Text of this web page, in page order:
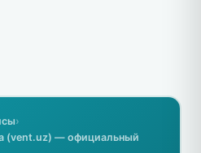
›
(vent.uz) — официальный